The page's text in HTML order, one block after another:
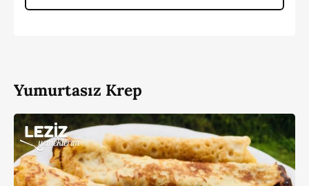
Yumurtasız Krep